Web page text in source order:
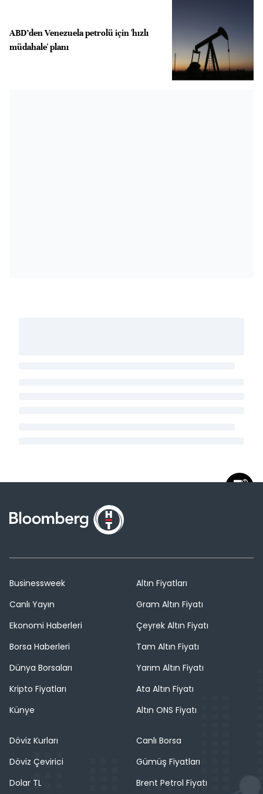
ABD’den Venezuela petrolü için 'hızlı
müdahale' planı
Businessweek
Canlı Yayın
Ekonomi Haberleri
Borsa Haberleri
Dünya Borsaları
Kripto Fiyatları
Künye
Altın Fiyatları
Gram Altın Fiyatı
Çeyrek Altın Fiyatı
Tam Altın Fiyatı
Yarım Altın Fiyatı
Ata Altın Fiyatı
Altın ONS Fiyatı
Döviz Kurları
Döviz Çevirici
Dolar TL
Canlı Borsa
Gümüş Fiyatları
Brent Petrol Fiyatı